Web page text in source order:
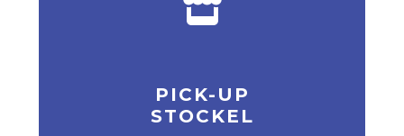
PICK-UP
STOCKEL